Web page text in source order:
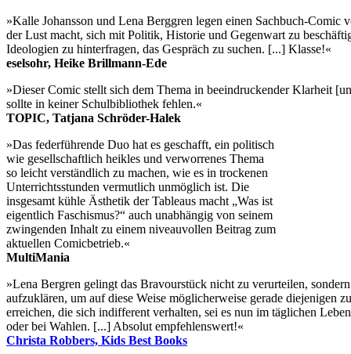
»Kalle Johansson und Lena Berggren legen einen Sachbuch-Comic
der Lust macht, sich mit Politik, Historie und Gegenwart zu
Ideologien zu hinterfragen, das Gespräch zu suchen. [...] Klasse!«
eselsohr, Heike Brillmann-Ede
»Dieser Comic stellt sich dem Thema in beeindruckender Klarheit
sollte in keiner Schulbibliothek fehlen.«
TOPIC, Tatjana Schröder-Halek
»Das federführende Duo hat es geschafft, ein politisch
wie gesellschaftlich heikles und verworrenes Thema
so leicht verständlich zu machen, wie es in trockenen
Unterrichtsstunden vermutlich unmöglich ist. Die
insgesamt kühle Ästhetik der Tableaus macht „Was ist
eigentlich Faschismus?“ auch unabhängig von seinem
zwingenden Inhalt zu einem niveauvollen Beitrag zum
aktuellen Comicbetrieb.«
MultiMania
»Lena Bergren gelingt das Bravourstück nicht zu verurteilen, sondern
aufzuklären, um auf diese Weise möglicherweise gerade diejenigen zu
erreichen, die sich indifferent verhalten, sei es nun im täglichen Leben
oder bei Wahlen. [...] Absolut empfehlenswert!«
Christa Robbers, Kids Best Books